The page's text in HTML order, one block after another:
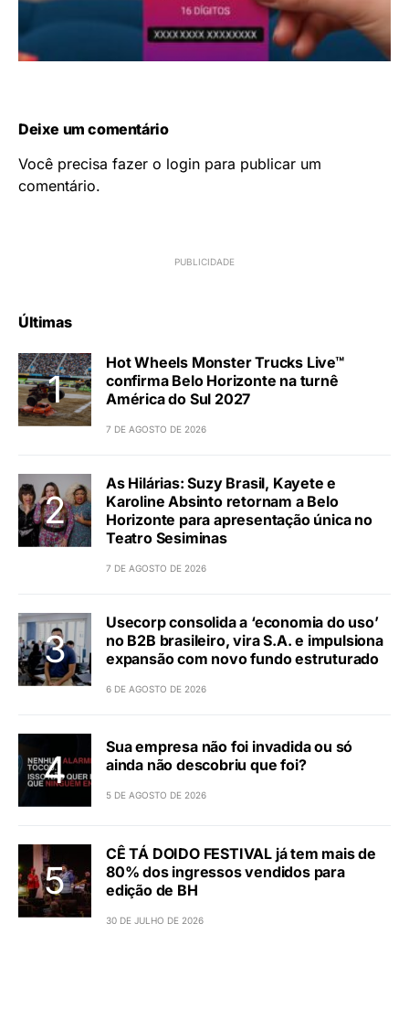
Deixe um comentário
Você precisa fazer o login para publicar um
comentário.
Últimas
Hot Wheels Monster Trucks Live™
confirma Belo Horizonte na turnê
América do Sul 2027
7 DE AGOSTO DE 2026
As Hilárias: Suzy Brasil, Kayete e
Karoline Absinto retornam a Belo
Horizonte para apresentação única no
Teatro Sesiminas
7 DE AGOSTO DE 2026
Usecorp consolida a ‘economia do uso’
no B2B brasileiro, vira S.A. e impulsiona
expansão com novo fundo estruturado
6 DE AGOSTO DE 2026
Sua empresa não foi invadida ou só
ainda não descobriu que foi?
5 DE AGOSTO DE 2026
CÊ TÁ DOIDO FESTIVAL já tem mais de
80% dos ingressos vendidos para
edição de BH
30 DE JULHO DE 2026